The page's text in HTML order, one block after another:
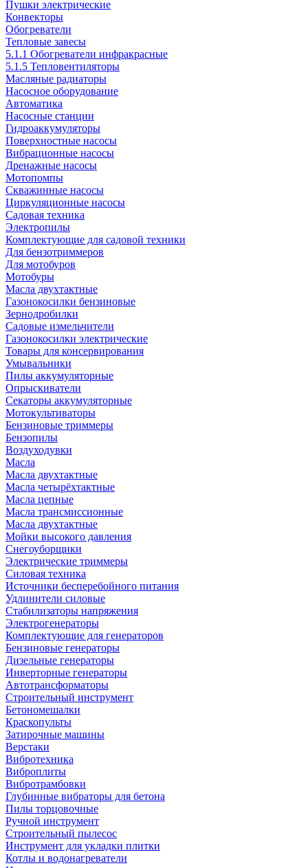
Пушки электрические
Конвекторы
Обогреватели
Тепловые завесы
5.1.1 Обогреватели инфракрасные
5.1.5 Тепловентиляторы
Масляные радиаторы
Насосное оборудование
Автоматика
Насосные станции
Гидроаккумуляторы
Поверхностные насосы
Вибрационные насосы
Дренажные насосы
Мотопомпы
Скважинные насосы
Циркуляционные насосы
Садовая техника
Электропилы
Комплектующие для садовой техники
Для бензотриммеров
Для мотобуров
Мотобуры
Масла двухтактные
Газонокосилки бензиновые
Зернодробилки
Садовые измельчители
Газонокосилки электрические
Товары для консервирования
Умывальники
Пилы аккумуляторные
Опрыскиватели
Секаторы аккумуляторные
Мотокультиваторы
Бензиновые триммеры
Бензопилы
Воздуходувки
Масла
Масла двухтактные
Масла четырёхтактные
Масла цепные
Масла трансмиссионные
Масла двухтактные
Мойки высокого давления
Снегоуборщики
Электрические триммеры
Силовая техника
Источники бесперебойного питания
Удлинители силовые
Стабилизаторы напряжения
Электрогенераторы
Комплектующие для генераторов
Бензиновые генераторы
Дизельные генераторы
Инверторные генераторы
Автотрансформаторы
Строительный инструмент
Бетономешалки
Краскопульты
Затирочные машины
Верстаки
Вибротехника
Виброплиты
Вибротрамбовки
Глубинные вибраторы для бетона
Пилы торцовочные
Ручной инструмент
Строительный пылесос
Инструмент для укладки плитки
Котлы и водонагреватели